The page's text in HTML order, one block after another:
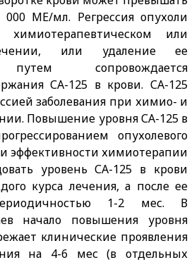
000 МЕ/мл. Регрессия опухоли
или
или удаление ее
путем сопровождается
СА-125 в крови. СА-125
заболевания при химио- и
Повышение уровня СА-125 в
опухолевого
эффективности химиотерапии
уровень СА-125 в крови
курса лечения, а после ее
1-2 мес. В
начало повышения уровня
клинические проявления
на 4-6 мес (в отдельных